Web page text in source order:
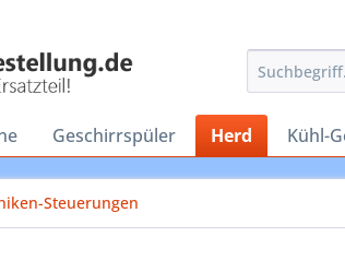
Geschirrspüler Herd Kühl-
Steuerungen